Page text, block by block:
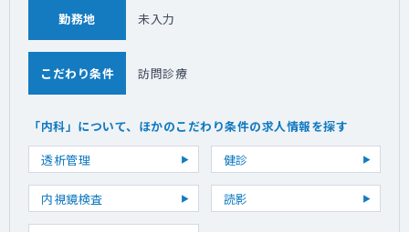
勤務地 未入力
こだわり条件 訪問診療
「内科」について、ほかのこだわり条件の求人情報を探す
透析管理
健診
内視鏡検査 読影